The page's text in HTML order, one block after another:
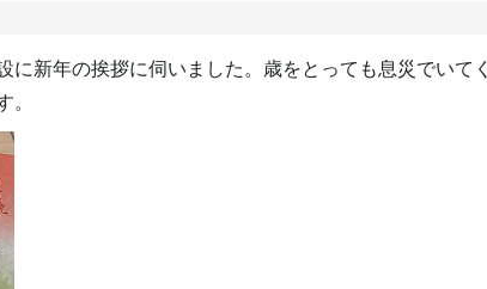
に新年の挨拶に伺いました。歳をとっても息災でいてく
。